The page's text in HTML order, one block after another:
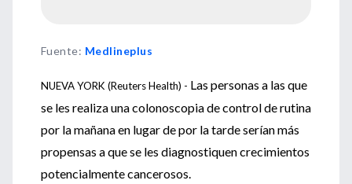
Fuente: Medlineplus
NUEVA YORK (Reuters Health) - Las personas a las que
se les realiza una colonoscopia de control de rutina
por la mañana en lugar de por la tarde serían más
propensas a que se les diagnostiquen crecimientos
potencialmente cancerosos.